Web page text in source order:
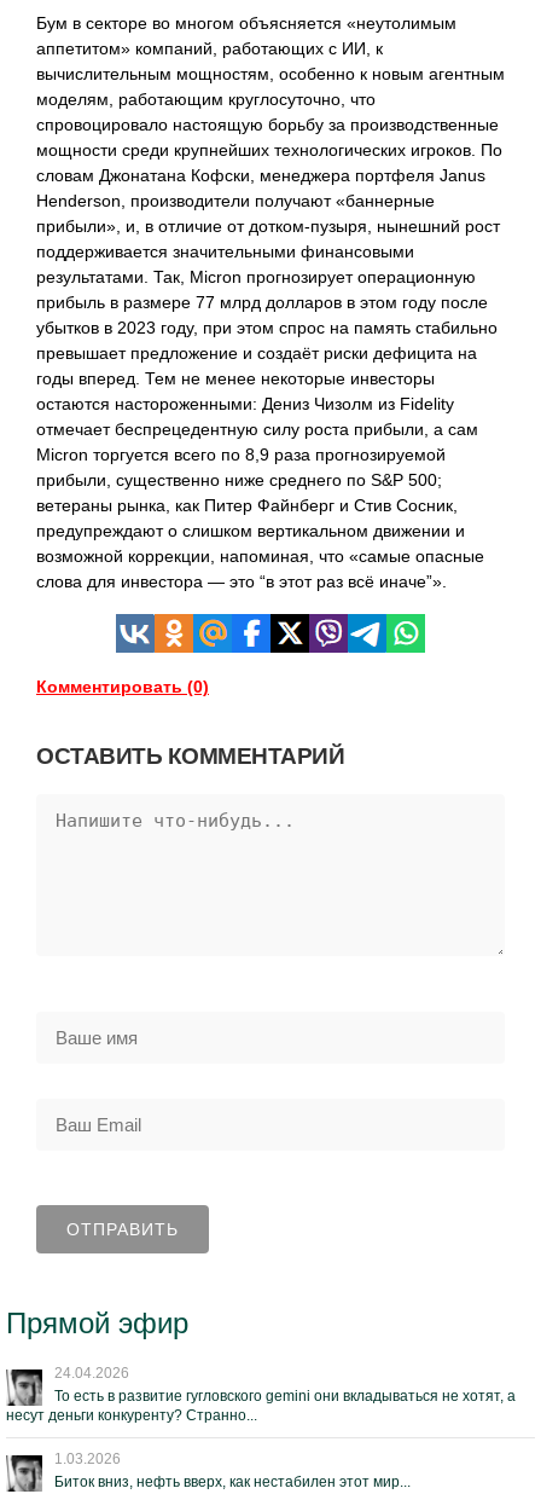
Бум в секторе во многом объясняется «неутолимым
аппетитом» компаний, работающих с ИИ, к
вычислительным мощностям, особенно к новым агентным
моделям, работающим круглосуточно, что
спровоцировало настоящую борьбу за производственные
мощности среди крупнейших технологических игроков. По
словам Джонатана Кофски, менеджера портфеля Janus
Henderson, производители получают «баннерные
прибыли», и, в отличие от дотком-пузыря, нынешний рост
поддерживается значительными финансовыми
результатами. Так, Micron прогнозирует операционную
прибыль в размере 77 млрд долларов в этом году после
убытков в 2023 году, при этом спрос на память стабильно
превышает предложение и создаёт риски дефицита на
годы вперед. Тем не менее некоторые инвесторы
остаются настороженными: Дениз Чизолм из Fidelity
отмечает беспрецедентную силу роста прибыли, а сам
Micron торгуется всего по 8,9 раза прогнозируемой
прибыли, существенно ниже среднего по S&P 500;
ветераны рынка, как Питер Файнберг и Стив Сосник,
предупреждают о слишком вертикальном движении и
возможной коррекции, напоминая, что «самые опасные
слова для инвестора — это “в этот раз всё иначе”».
Комментировать (0)
ОСТАВИТЬ КОММЕНТАРИЙ
Прямой эфир
24.04.2026
То есть в развитие гугловского gemini они вкладываться не хотят, а
несут деньги конкуренту? Странно...
1.03.2026
Биток вниз, нефть вверх, как нестабилен этот мир...